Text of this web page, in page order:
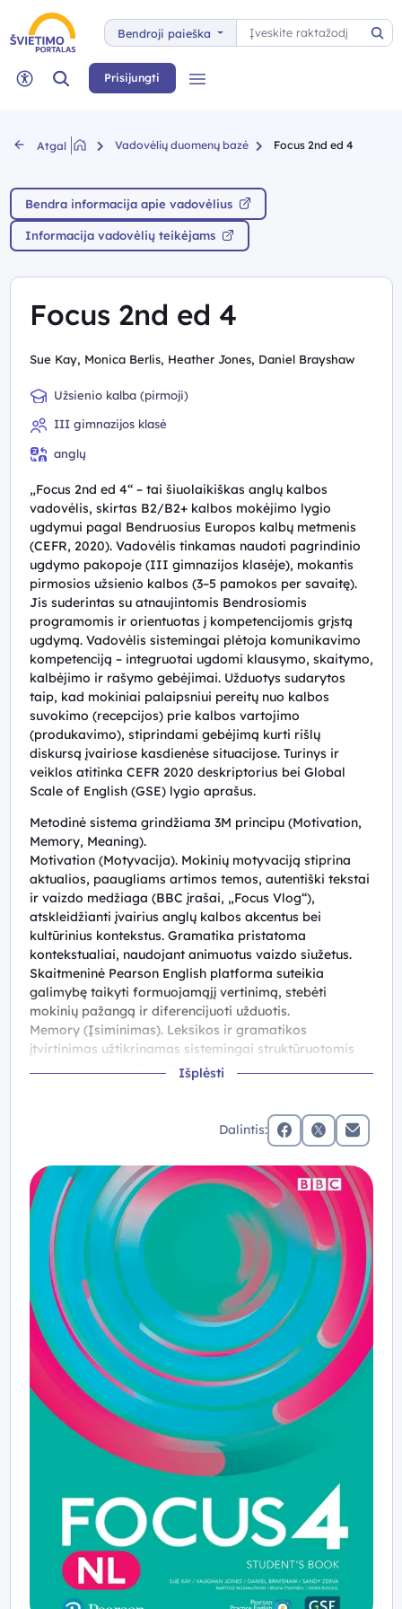
Bendroji paieška
Paieška
Neįgaliųjų rėžimas
Paieška Prisijungti
Atgal Vadovėlių duomenų bazė Focus 2nd ed 4
Bendra informacija apie vadovėlius
Informacija vadovėlių teikėjams
Focus 2nd ed 4
Sue Kay, Monica Berlis, Heather Jones, Daniel Brayshaw
Užsienio kalba (pirmoji)
III gimnazijos klasė
anglų
„Focus 2nd ed 4“ – tai šiuolaikiškas anglų kalbos
vadovėlis, skirtas B2/B2+ kalbos mokėjimo lygio
ugdymui pagal Bendruosius Europos kalbų metmenis
(CEFR, 2020). Vadovėlis tinkamas naudoti pagrindinio
ugdymo pakopoje (III gimnazijos klasėje), mokantis
pirmosios užsienio kalbos (3–5 pamokos per savaitę).
Jis suderintas su atnaujintomis Bendrosiomis
programomis ir orientuotas į kompetencijomis grįstą
ugdymą. Vadovėlis sistemingai plėtoja komunikavimo
kompetenciją – integruotai ugdomi klausymo, skaitymo,
kalbėjimo ir rašymo gebėjimai. Užduotys sudarytos
taip, kad mokiniai palaipsniui pereitų nuo kalbos
suvokimo (recepcijos) prie kalbos vartojimo
(produkavimo), stiprindami gebėjimą kurti rišlų
diskursą įvairiose kasdienėse situacijose. Turinys ir
veiklos atitinka CEFR 2020 deskriptorius bei Global
Scale of English (GSE) lygio aprašus.
Išplėsti
Metodinė sistema grindžiama 3M principu (Motivation,
Memory, Meaning).
Motivation (Motyvacija). Mokinių motyvaciją stiprina
aktualios, paaugliams artimos temos, autentiški tekstai
ir vaizdo medžiaga (BBC įrašai, „Focus Vlog“),
atskleidžianti įvairius anglų kalbos akcentus bei
kultūrinius kontekstus. Gramatika pristatoma
kontekstualiai, naudojant animuotus vaizdo siužetus.
Skaitmeninė Pearson English platforma suteikia
galimybę taikyti formuojamąjį vertinimą, stebėti
mokinių pažangą ir diferencijuoti užduotis.
Memory (Įsiminimas). Leksikos ir gramatikos
įtvirtinimas užtikrinamas sistemingai struktūruotomis
veiklomis. „Word Store“ (žodyno bankas) padeda
nuorodos padeda stiprinti kalbos tikslumą bei
Meaning (Prasmė). Personalizuotos užduotys,
diskusijos, vaidmenų žaidimai ir problemų sprendimo
veiklos padeda mokiniams sieti mokymosi turinį su
savo patirtimi. Kiekvieno skyriaus pabaigoje
pateikiamos projektinės užduotys skatina kūrybiškumą,
bendradarbiavimą ir kritinį mąstymą. Integruojami
gyvenimo įgūdžiai (Life Skills): komunikavimas,
komandinio darbo gebėjimai, atsakomybė,
savarankiškumas.
Vadovėlyje kryptingai ugdoma mediacijos
(tarpininkavimo) kompetencija – mokiniai mokosi
perteikti informaciją savo žodžiais, apibendrinti
tekstus, transformuoti informaciją iš vienos formos į
kitą, pritaikyti kalbą skirtingiems adresatams ir
registrams. Tokios veiklos atitinka atnaujintų Bendrųjų
programų nuostatas ir stiprina mokinių gebėjimą veikti
daugiakalbėje bei daugiakultūrėje aplinkoje.
Vadovėlio struktūra aiški ir nuosekli. Mokinio knygą
sudaro 8 teminiai skyriai. Kiekviename skyriuje
pateikiamos žodyno, dvi gramatikos, klausymo,
skaitymo, kalbėjimo ir rašymo pamokos bei projektinė
veikla. Skyriai papildyti autentiška vaizdo medžiaga,
kuri padeda plėtoti recepcijos ir kritinio mąstymo
gebėjimus. Užduotys dažnai pateikiamos egzamino
Dalintis:
facebookx (twitter)